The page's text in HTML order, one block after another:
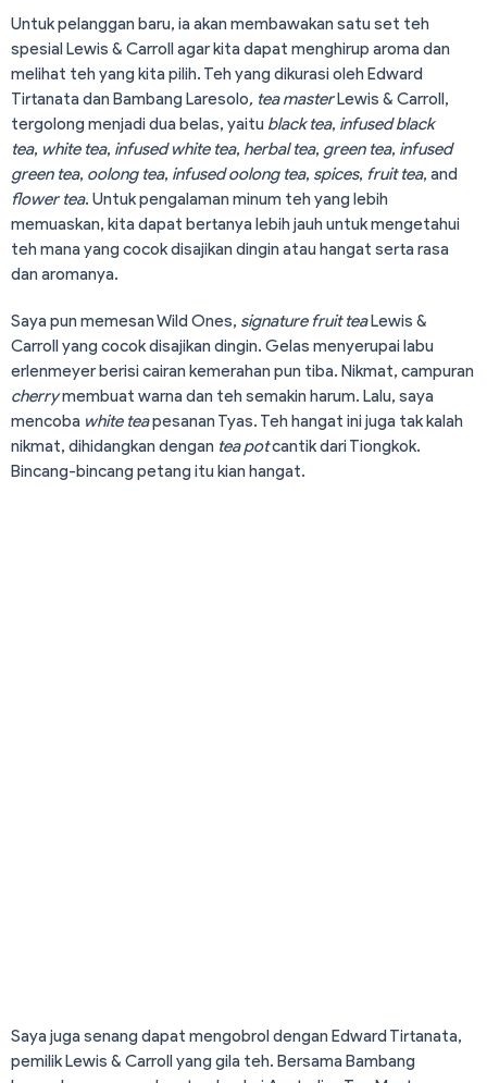
Untuk pelanggan baru, ia akan membawakan satu set teh
spesial Lewis & Carroll agar kita dapat menghirup aroma dan
melihat teh yang kita pilih. Teh yang dikurasi oleh Edward
Tirtanata dan Bambang Laresolo, tea masterLewis & Carroll,
tergolong menjadi dua belas, yaitu black tea, infused black
tea, white tea, infused white tea, herbal tea, green tea, infused
green tea, oolong tea, infused oolong tea, spices, fruit tea, and
flower tea. Untuk pengalaman minum teh yang lebih
memuaskan, kita dapat bertanya lebih jauh untuk mengetahui
teh mana yang cocok disajikan dingin atau hangat serta rasa
dan aromanya.
Saya pun memesan Wild Ones, signature fruit teaLewis &
Carroll yang cocok disajikan dingin. Gelas menyerupai labu
erlenmeyer berisi cairan kemerahan pun tiba. Nikmat, campuran
cherrymembuat warna dan teh semakin harum. Lalu, saya
mencoba white teapesanan Tyas. Teh hangat ini juga tak kalah
nikmat, dihidangkan dengan tea potcantik dari Tiongkok.
Bincang-bincang petang itu kian hangat.
Saya juga senang dapat mengobrol dengan Edward Tirtanata,
pemilik Lewis & Carroll yang gila teh. Bersama Bambang